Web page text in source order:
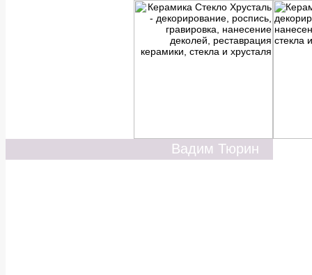
Вадим Тюрин